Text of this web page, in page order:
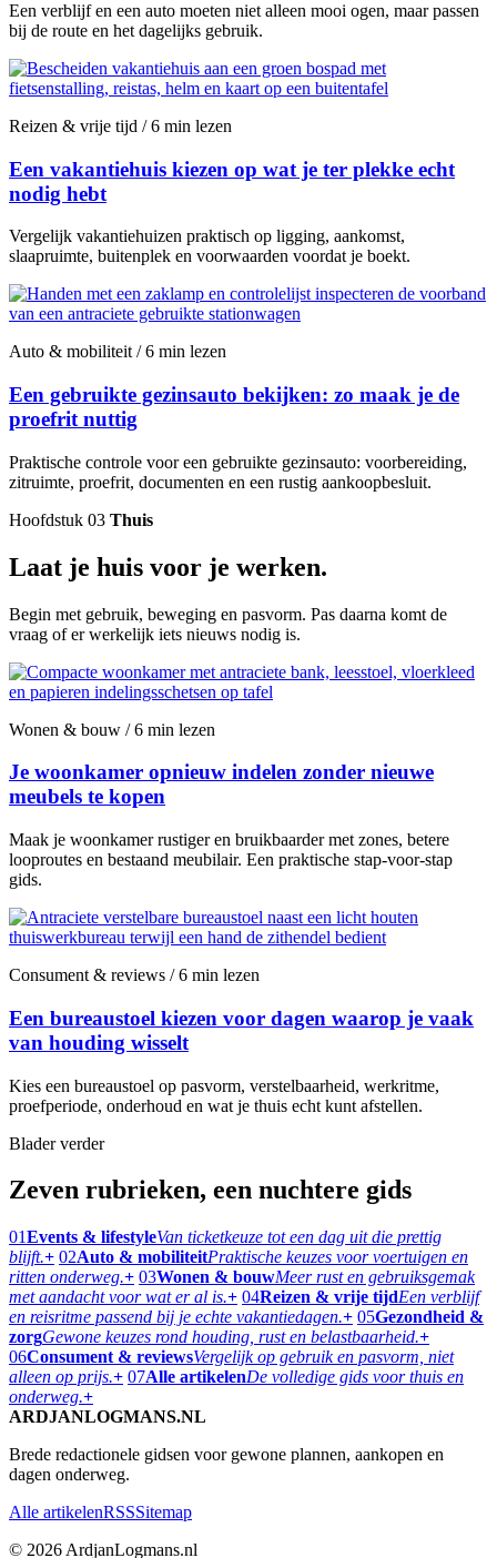
Een verblijf en een auto moeten niet alleen mooi ogen, maar passen
bij de route en het dagelijks gebruik.
Reizen & vrije tijd / 6 min lezen
Een vakantiehuis kiezen op wat je ter plekke echt
nodig hebt
Vergelijk vakantiehuizen praktisch op ligging, aankomst,
slaapruimte, buitenplek en voorwaarden voordat je boekt.
Auto & mobiliteit / 6 min lezen
Een gebruikte gezinsauto bekijken: zo maak je de
proefrit nuttig
Praktische controle voor een gebruikte gezinsauto: voorbereiding,
zitruimte, proefrit, documenten en een rustig aankoopbesluit.
Hoofdstuk 03 Thuis
Laat je huis voor je werken.
Begin met gebruik, beweging en pasvorm. Pas daarna komt de
vraag of er werkelijk iets nieuws nodig is.
Wonen & bouw / 6 min lezen
Je woonkamer opnieuw indelen zonder nieuwe
meubels te kopen
Maak je woonkamer rustiger en bruikbaarder met zones, betere
looproutes en bestaand meubilair. Een praktische stap-voor-stap
gids.
Consument & reviews / 6 min lezen
Een bureaustoel kiezen voor dagen waarop je vaak
van houding wisselt
Kies een bureaustoel op pasvorm, verstelbaarheid, werkritme,
proefperiode, onderhoud en wat je thuis echt kunt afstellen.
Blader verder
Zeven rubrieken, een nuchtere gids
01Events & lifestyleVan ticketkeuze tot een dag uit die prettig
blijft.+ 02Auto & mobiliteitPraktische keuzes voor voertuigen en
ritten onderweg.+ 03Wonen & bouwMeer rust en gebruiksgemak
met aandacht voor wat er al is.+ 04Reizen & vrije tijdEen verblijf
en reisritme passend bij je echte vakantiedagen.+ 05Gezondheid &
zorgGewone keuzes rond houding, rust en belastbaarheid.+
06Consument & reviewsVergelijk op gebruik en pasvorm, niet
alleen op prijs.+ 07Alle artikelenDe volledige gids voor thuis en
onderweg.+
ARDJANLOGMANS.NL
Brede redactionele gidsen voor gewone plannen, aankopen en
dagen onderweg.
Alle artikelenRSSSitemap
© 2026 ArdjanLogmans.nl